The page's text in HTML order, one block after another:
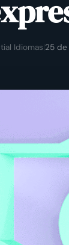
Idiomas|25